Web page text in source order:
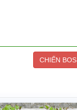
CHIẾN